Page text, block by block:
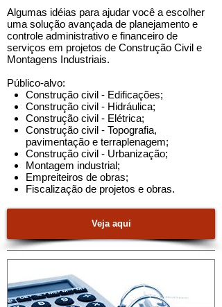
Algumas idéias para ajudar você a escolher
uma solução avançada de planejamento e
controle administrativo e financeiro de
serviços em projetos​​ de Construção Civil e
Montagens Industriais.
Público-alvo:
Construção civil - Edificações;
Construção civil - Hidráulica;
Construção civil - Elétrica;
Construção civil - Topografia,
pavimentação e terraplenagem;
Construção civil - Urbanização;
Montagem industrial;
Empreiteiros de obras;
Fiscalização de projetos e obras.
Veja aqui